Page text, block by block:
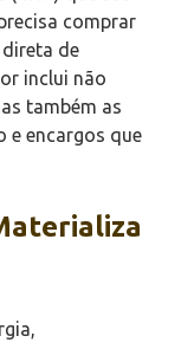
comprar
de
inclui não
também as
e encargos que